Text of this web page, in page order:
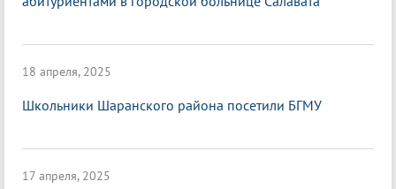
18 апреля, 2025
Школьники Шаранского района посетили БГМУ
17 апреля, 2025